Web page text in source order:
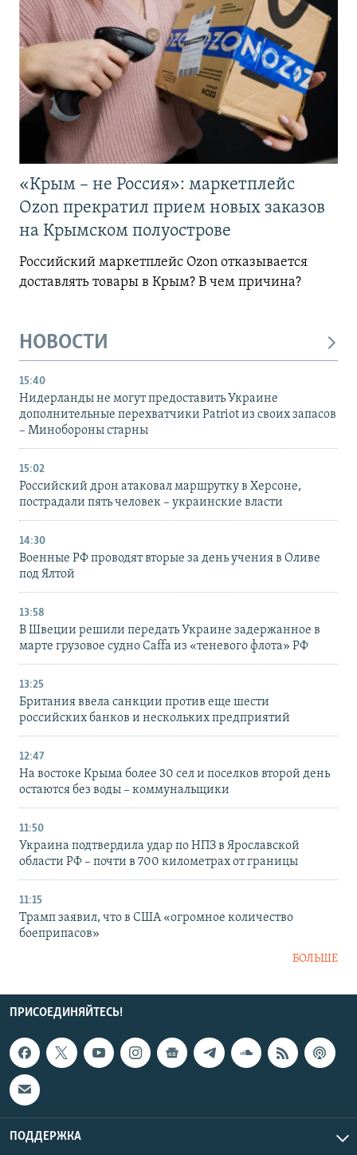
«Крым – не Россия»: маркетплейс
Ozon прекратил прием новых заказов
на Крымском полуострове
Российский маркетплейс Ozon отказывается
доставлять товары в Крым? В чем причина?
НОВОСТИ
15:40
Нидерланды не могут предоставить Украине
дополнительные перехватчики Patriot из своих запасов
– Минобороны старны
15:02
Российский дрон атаковал маршрутку в Херсоне,
пострадали пять человек – украинские власти
14:30
Военные РФ проводят вторые за день учения в Оливе
под Ялтой
13:58
В Швеции решили передать Украине задержанное в
марте грузовое судно Caffa из «теневого флота» РФ
13:25
Британия ввела санкции против еще шести
российских банков и нескольких предприятий
12:47
На востоке Крыма более 30 сел и поселков второй день
остаются без воды – коммунальщики
11:50
Украина подтвердила удар по НПЗ в Ярославской
области РФ – почти в 700 километрах от границы
11:15
Трамп заявил, что в США «огромное количество
боеприпасов»
БОЛЬШЕ
ПРИСОЕДИНЯЙТЕСЬ!
ПОДДЕРЖКА